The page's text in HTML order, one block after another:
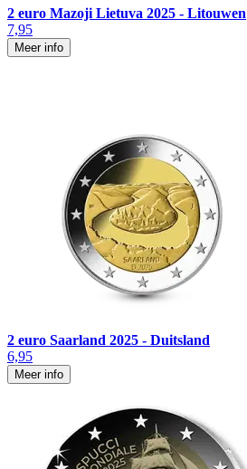
2 euro Mazoji Lietuva 2025 - Litouwen
7,95
Meer info
2 euro Saarland 2025 - Duitsland
6,95
Meer info